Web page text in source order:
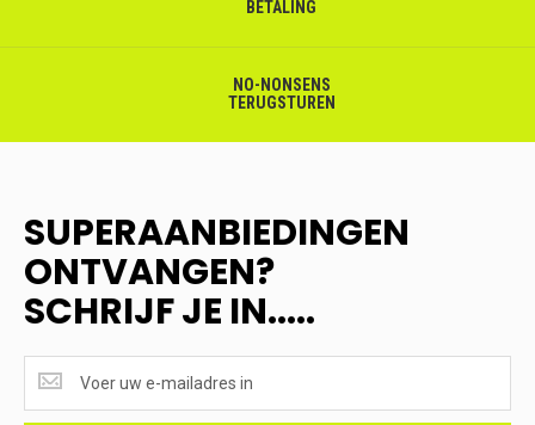
BETALING
NO-NONSENS
TERUGSTUREN
SUPERAANBIEDINGEN
ONTVANGEN?
SCHRIJF JE IN.....
ONTVANGEN?
<br>SCHRIJF